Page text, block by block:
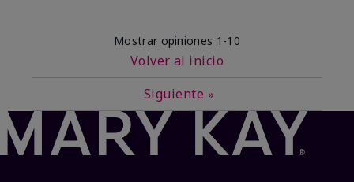
Mostrar opiniones 1-10
Volver al inicio
Siguiente »